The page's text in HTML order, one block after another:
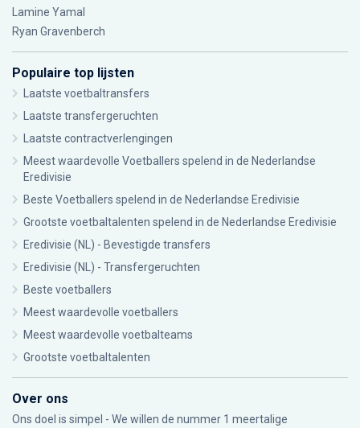
Lamine Yamal
Ryan Gravenberch
Populaire top lijsten
Laatste voetbaltransfers
Laatste transfergeruchten
Laatste contractverlengingen
Meest waardevolle Voetballers spelend in de Nederlandse
Eredivisie
Beste Voetballers spelend in de Nederlandse Eredivisie
Grootste voetbaltalenten spelend in de Nederlandse Eredivisie
Eredivisie (NL) - Bevestigde transfers
Eredivisie (NL) - Transfergeruchten
Beste voetballers
Meest waardevolle voetballers
Meest waardevolle voetbalteams
Grootste voetbaltalenten
Over ons
Ons doel is simpel - We willen de nummer 1 meertalige